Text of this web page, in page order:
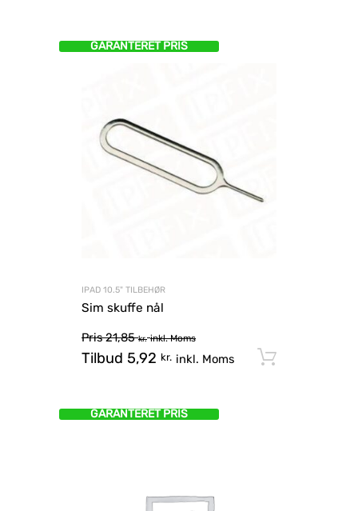
GARANTERET PRIS
IPAD 10.5" TILBEHØR
Sim skuffe nål
Pris21,85kr. inkl. Moms
Tilbud 5,92 kr. inkl. Moms
GARANTERET PRIS